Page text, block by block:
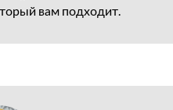
вам подходит.